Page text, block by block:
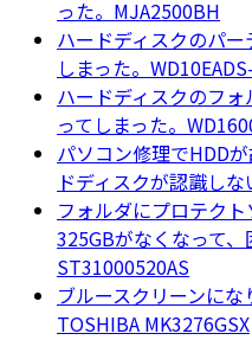
った。MJA2500BH
ハードディスクのパ
しまった。
ハードディスクのフ
ってしまった。
パソコン修理でHDD
ドディスクが認識し
フォルダにプロテク
325GBがなくなって、
ST31000520AS
ブルースクリーンに
TOSHIBA MK3276GSX